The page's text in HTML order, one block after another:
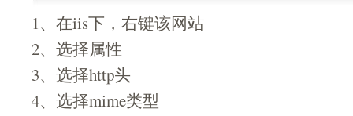
1、在iis下，右键该网站
2、选择属性
3、选择http头
4、选择mime类型